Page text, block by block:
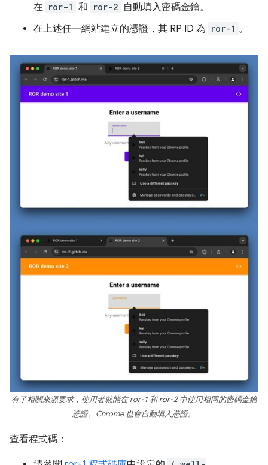
在 ror-1 和 ror-2 自動填入密碼金鑰。
在上述任一網站建立的憑證，其 RP ID 為 ror-1 。
有了相關來源要求，使用者就能在 ror-1 和 ror-2 中使用相同的密碼金鑰
憑證。Chrome 也會自動填入憑證。
查看程式碼：